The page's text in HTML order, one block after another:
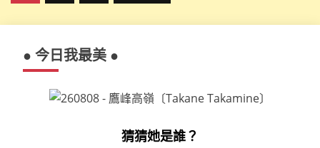
頁
● 今日我最美 ●
猜猜她是誰？